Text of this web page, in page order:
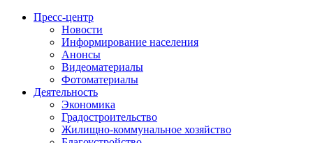
Пресс-центр
Новости
Информирование населения
Анонсы
Видеоматериалы
Фотоматериалы
Деятельность
Экономика
Градостроительство
Жилищно-коммунальное хозяйство